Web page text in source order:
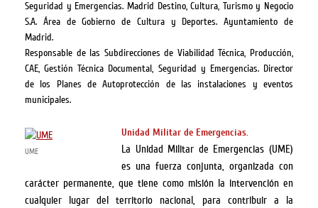
Seguridad y Emergencias. Madrid Destino, Cultura, Turismo y Negocio
S.A. Área de Gobierno de Cultura y Deportes. Ayuntamiento de
Madrid.
Responsable de las Subdirecciones de Viabilidad Técnica, Producción,
CAE, Gestión Técnica Documental, Seguridad y Emergencias. Director
de los Planes de Autoprotección de las instalaciones y eventos
municipales.
UME
Unidad Militar de Emergencias.
La Unidad Militar de Emergencias (UME)
es una fuerza conjunta, organizada con
carácter permanente, que tiene como misión la intervención en
cualquier lugar del territorio nacional, para contribuir a la